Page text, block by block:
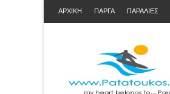
ΑΡΧΙΚΗ ΠΑΡΓΑ ΠΑΡΑΛΙΕΣ